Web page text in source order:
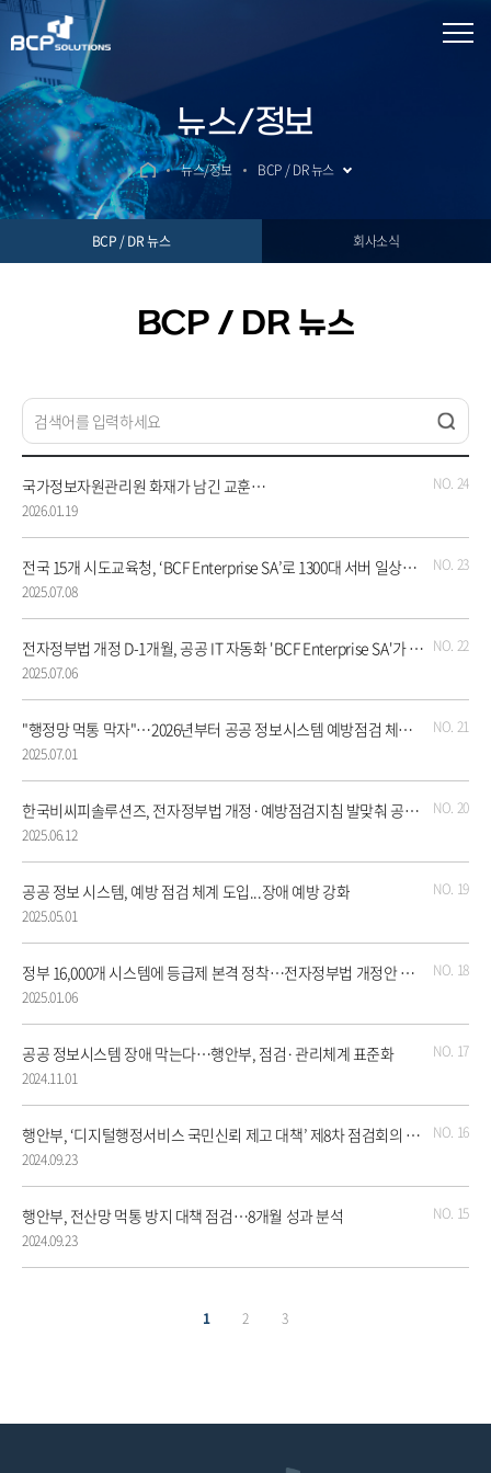
뉴스/정보
뉴스/정보 BCP / DR 뉴스
BCP / DR 뉴스 회사소식
BCP / DR 뉴스
24
국가정보자원관리원 화재가 남긴 교훈…
2026.01.19
23
전국 15개 시도교육청, ‘BCF Enterprise SA’로 1300대 서버 일상점검 자동화… 운영관리 고도화 본격화
2025.07.08
22
전자정부법 개정 D-1개월, 공공 IT 자동화 'BCF Enterprise SA'가 답을 제시하다
2025.07.06
21
"행정망 먹통 막자"…2026년부터 공공 정보시스템 예방점검 체계 의무화
2025.07.01
20
한국비씨피솔루션즈, 전자정부법 개정·예방점검지침 발맞춰 공공 IT 시장 공략 가속화
2025.06.12
19
공공 정보 시스템, 예방 점검 체계 도입...장애 예방 강화
2025.05.01
18
정부 16,000개 시스템에 등급제 본격 정착…전자정부법 개정안 국회 통과
2025.01.06
17
공공 정보시스템 장애 막는다…행안부, 점검·관리체계 표준화
2024.11.01
16
행안부, ‘디지털행정서비스 국민신뢰 제고 대책’ 제8차 점검회의 개최
2024.09.23
15
행안부, 전산망 먹통 방지 대책 점검…8개월 성과 분석
2024.09.23
1 2 3